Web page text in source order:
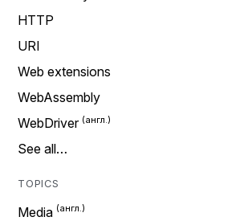
HTTP
URI
Web extensions
WebAssembly
WebDriver
See all…
TOPICS
Media